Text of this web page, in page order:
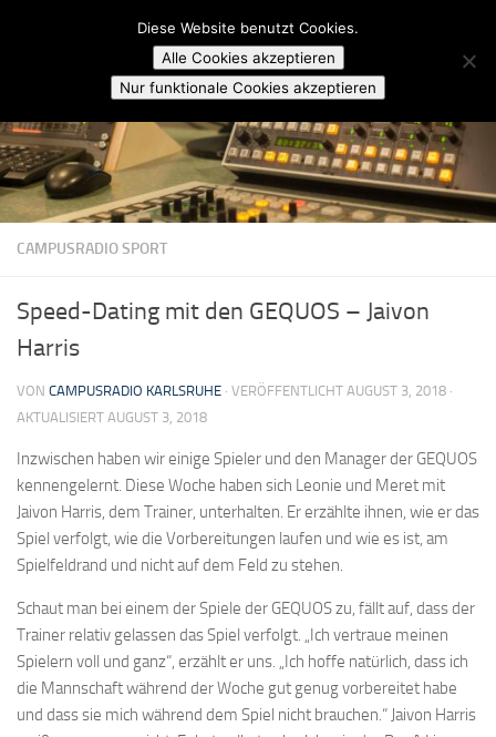
Skip to content
Campusradio Karlsruhe
CAMPUSRADIO SPORT
Speed-Dating mit den GEQUOS – Jaivon
Harris
VON CAMPUSRADIO KARLSRUHE · VERÖFFENTLICHT AUGUST 3, 2018 ·
AKTUALISIERT AUGUST 3, 2018
Inzwischen haben wir einige Spieler und den Manager der GEQUOS
kennengelernt. Diese Woche haben sich Leonie und Meret mit
Jaivon Harris, dem Trainer, unterhalten. Er erzählte ihnen, wie er das
Spiel verfolgt, wie die Vorbereitungen laufen und wie es ist, am
Spielfeldrand und nicht auf dem Feld zu stehen.
Schaut man bei einem der Spiele der GEQUOS zu, fällt auf, dass der
Trainer relativ gelassen das Spiel verfolgt. „Ich vertraue meinen
Spielern voll und ganz“, erzählt er uns. „Ich hoffe natürlich, dass ich
die Mannschaft während der Woche gut genug vorbereitet habe
und dass sie mich während dem Spiel nicht brauchen.“ Jaivon Harris
Diese Website benutzt Cookies.
Alle Cookies akzeptieren
Nur funktionale Cookies akzeptieren